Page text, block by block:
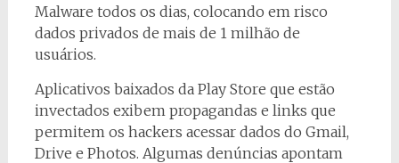
Malware todos os dias, colocando em risco
dados privados de mais de 1 milhão de
usuários.
Aplicativos baixados da Play Store que estão
invectados exibem propagandas e links que
permitem os hackers acessar dados do Gmail,
Drive e Photos. Algumas denúncias apontam